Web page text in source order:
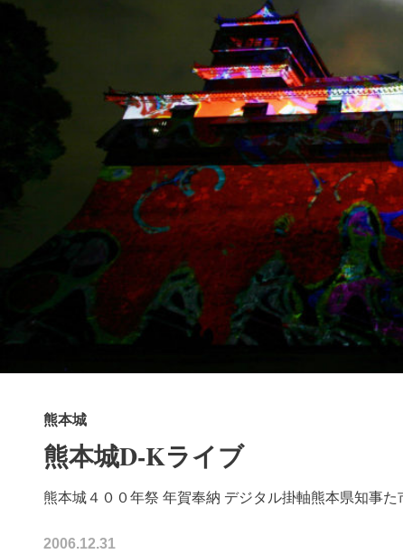
熊本城
熊本城D-Kライブ
熊本城４００年祭 年賀奉納 デジタル掛軸熊本県知事た
2006.12.31